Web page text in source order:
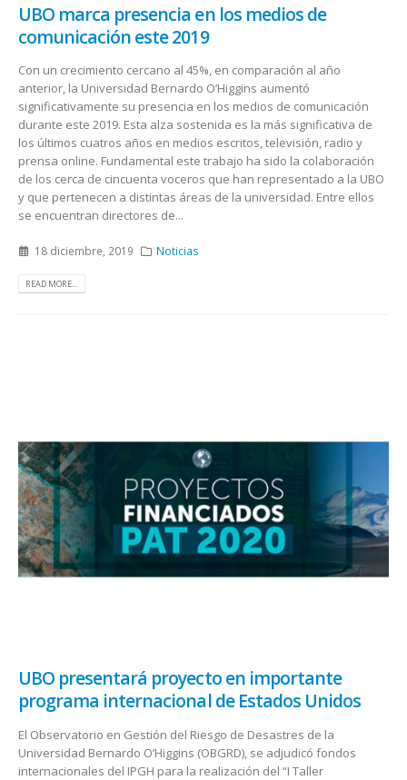
UBO marca presencia en los medios de
comunicación este 2019
Con un crecimiento cercano al 45%, en comparación al año
anterior, la Universidad Bernardo O’Higgins aumentó
significativamente su presencia en los medios de comunicación
durante este 2019. Esta alza sostenida es la más significativa de
los últimos cuatros años en medios escritos, televisión, radio y
prensa online. Fundamental este trabajo ha sido la colaboración
de los cerca de cincuenta voceros que han representado a la UBO
y que pertenecen a distintas áreas de la universidad. Entre ellos
se encuentran directores de...
18 diciembre, 2019 Noticias
READ MORE...
UBO presentará proyecto en importante
programa internacional de Estados Unidos
El Observatorio en Gestión del Riesgo de Desastres de la
Universidad Bernardo O’Higgins (OBGRD), se adjudicó fondos
internacionales del IPGH para la realización del “I Taller